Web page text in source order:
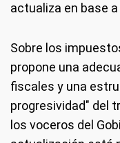
actualiza en base
Sobre los
propone una
fiscales y una
progresividad" del
los voceros del